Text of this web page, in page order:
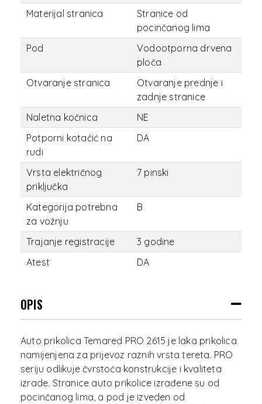
Materijal stranica
Stranice od
pocinčanog lima
Pod
Vodootporna drvena
ploča
Otvaranje stranica
Otvaranje prednje i
zadnje stranice
Naletna kočnica
NE
Potporni kotačić na
rudi
DA
Vrsta električnog
priključka
7 pinski
Kategorija potrebna
za vožnju
B
Trajanje registracije
3 godine
Atest
DA
OPIS
Auto prikolica Temared PRO 2615 je laka prikolica
namijenjena za prijevoz raznih vrsta tereta. PRO
seriju odlikuje čvrstoća konstrukcije i kvaliteta
izrade. Stranice auto prikolice izrađene su od
pocinčanog lima, a pod je izveden od